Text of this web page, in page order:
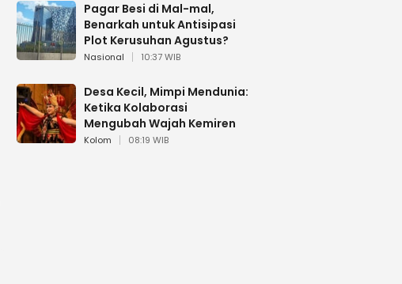
Pagar Besi di Mal-mal,
Benarkah untuk Antisipasi
Plot Kerusuhan Agustus?
Nasional 10:37 WIB
Desa Kecil, Mimpi Mendunia:
Ketika Kolaborasi
Mengubah Wajah Kemiren
Kolom 08:19 WIB